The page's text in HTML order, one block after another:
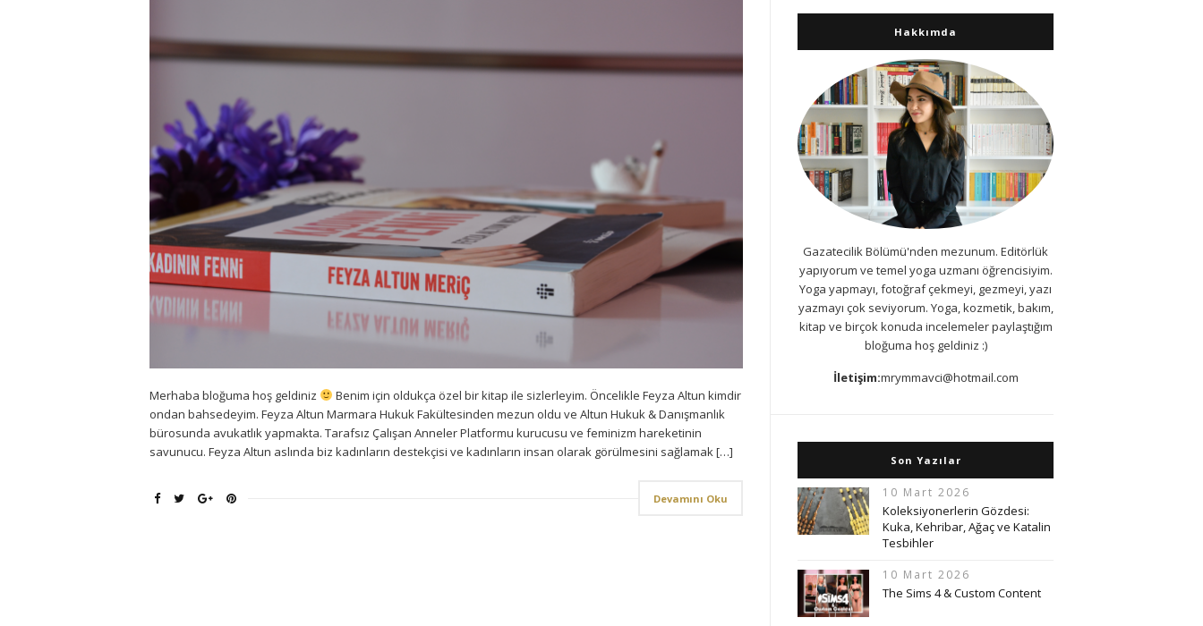
Merhaba bloğuma hoş geldiniz
Benim için oldukça özel bir kitap ile sizlerleyim. Öncelikle Feyza Altun kimdir
ondan bahsedeyim. Feyza Altun Marmara Hukuk Fakültesinden mezun oldu ve Altun Hukuk & Danışmanlık
bürosunda avukatlık yapmakta. Tarafsız Çalışan Anneler Platformu kurucusu ve feminizm hareketinin
savunucu. Feyza Altun aslında biz kadınların destekçisi ve kadınların insan olarak görülmesini sağlamak […]
Devamını Oku
Hakkımda
Gazatecilik Bölümü'nden mezunum. Editörlük
yapıyorum ve temel yoga uzmanı öğrencisiyim.
Yoga yapmayı, fotoğraf çekmeyi, gezmeyi, yazı
yazmayı çok seviyorum. Yoga, kozmetik, bakım,
kitap ve birçok konuda incelemeler paylaştığım
bloğuma hoş geldiniz :)
İletişim:mrymmavci@hotmail.com
Son Yazılar
10 Mart 2026
Koleksiyonerlerin Gözdesi:
Kuka, Kehribar, Ağaç ve Katalin
Tesbihler
10 Mart 2026
The Sims 4 & Custom Content